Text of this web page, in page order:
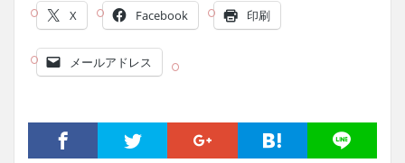
X Facebook 印刷
メールアドレス